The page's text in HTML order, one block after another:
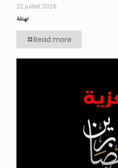
22 juillet 2026
تهنئة
Read more